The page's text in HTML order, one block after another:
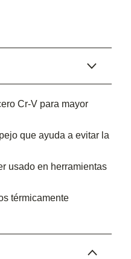
Cr-V para mayor
que ayuda a evitar la
usado en herramientas
térmicamente